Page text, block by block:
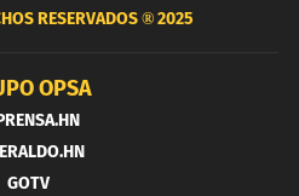
RESERVADOS ®2025
OPSA
GOTV